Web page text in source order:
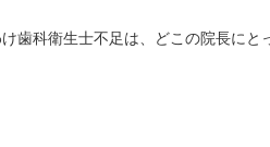
歯科衛生士不足は、どこの院長にと